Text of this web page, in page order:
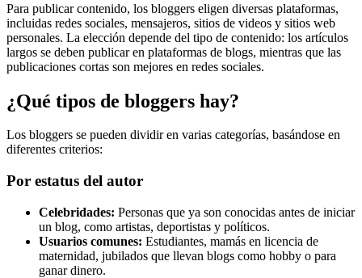
Para publicar contenido, los bloggers eligen diversas plataformas,
incluidas redes sociales, mensajeros, sitios de videos y sitios web
personales. La elección depende del tipo de contenido: los artículos
largos se deben publicar en plataformas de blogs, mientras que las
publicaciones cortas son mejores en redes sociales.
¿Qué tipos de bloggers hay?
Los bloggers se pueden dividir en varias categorías, basándose en
diferentes criterios:
Por estatus del autor
Celebridades: Personas que ya son conocidas antes de iniciar
un blog, como artistas, deportistas y políticos.
Usuarios comunes: Estudiantes, mamás en licencia de
maternidad, jubilados que llevan blogs como hobby o para
ganar dinero.